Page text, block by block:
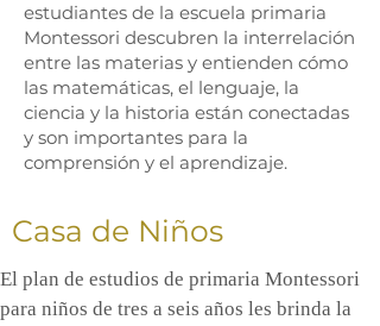
estudiantes de la escuela primaria
Montessori descubren la interrelación
entre las materias y entienden cómo
las matemáticas, el lenguaje, la
ciencia y la historia están conectadas
y son importantes para la
comprensión y el aprendizaje.
Casa de Niños
El plan de estudios de primaria Montessori
para niños de tres a seis años les brinda la